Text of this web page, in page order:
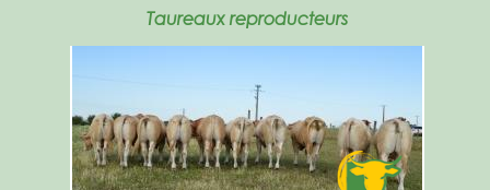
Taureaux reproducteurs